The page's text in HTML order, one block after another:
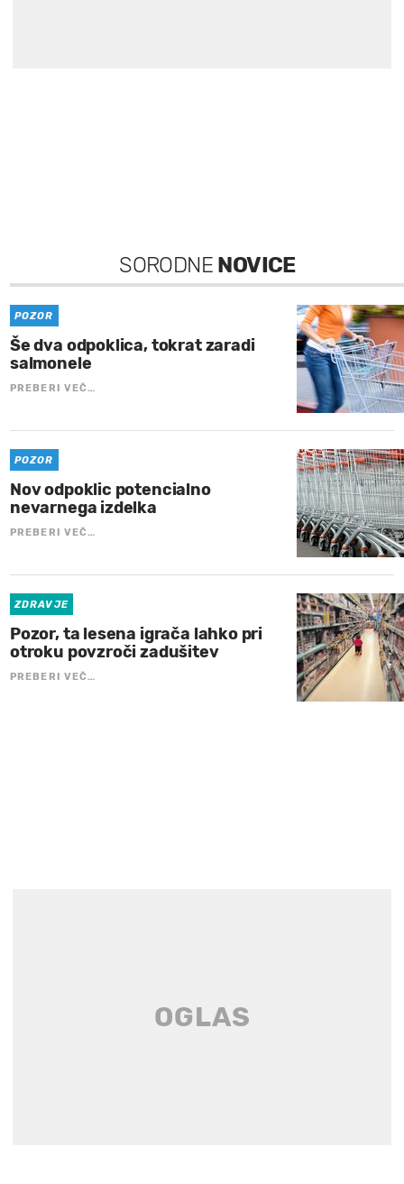
SORODNE NOVICE
POZOR
Še dva odpoklica, tokrat zaradi
salmonele
PREBERI VEČ…
POZOR
Nov odpoklic potencialno
nevarnega izdelka
PREBERI VEČ…
ZDRAVJE
Pozor, ta lesena igrača lahko pri
otroku povzroči zadušitev
PREBERI VEČ…